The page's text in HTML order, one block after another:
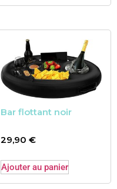
Bar flottant noir
29,90 €
Ajouter au panier